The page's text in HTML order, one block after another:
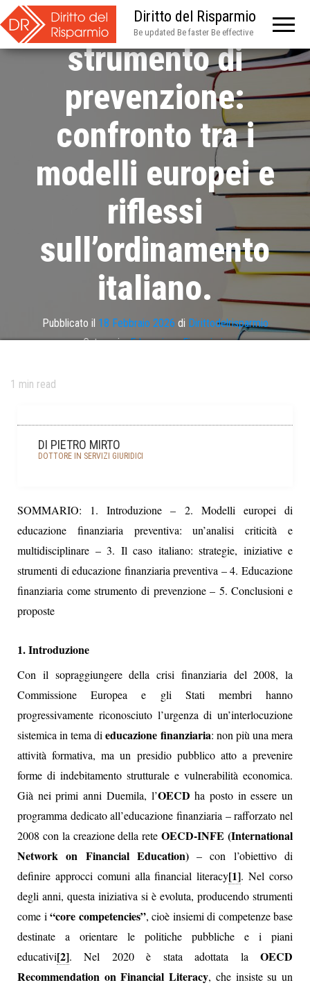
Diritto del Risparmio
Be updated Be faster Be effective
finanziaria come
strumento di
prevenzione:
confronto tra i
modelli europei e
riflessi
sull’ordinamento
italiano.
Pubblicato il 18 Febbraio 2026 di Dirittodelrisparmio
Categoria: Educazione Finanziaria
1 min read
DI PIETRO MIRTO
DOTTORE IN SERVIZI GIURIDICI
SOMMARIO: 1. Introduzione – 2. Modelli europei di
educazione finanziaria preventiva: un’analisi criticità e
multidisciplinare – 3. Il caso italiano: strategie, iniziative e
strumenti di educazione finanziaria preventiva – 4. Educazione
finanziaria come strumento di prevenzione – 5. Conclusioni e
proposte
1. Introduzione
Con il sopraggiungere della crisi finanziaria del 2008, la
Commissione Europea e gli Stati membri hanno
progressivamente riconosciuto l’urgenza di un’interlocuzione
sistemica in tema dieducazione finanziaria: non più una mera
attività formativa, ma un presidio pubblico atto a prevenire
forme di indebitamento strutturale e vulnerabilità economica.
Già nei primi anni Duemila, l’OECD ha posto in essere un
programma dedicato all’educazione finanziaria – rafforzato nel
2008 con la creazione della reteOECD‑INFE (International
Network on Financial Education)– con l’obiettivo di
definire approcci comuni alla financial literacy[1]. Nel corso
degli anni, questa iniziativa si è evoluta, producendo strumenti
come i “core competencies”, cioè insiemi di competenze base
destinate a orientare le politiche pubbliche e i piani
educativi[2]. Nel 2020 è stata adottata la OECD
Recommendation on Financial Literacy, che insiste su un